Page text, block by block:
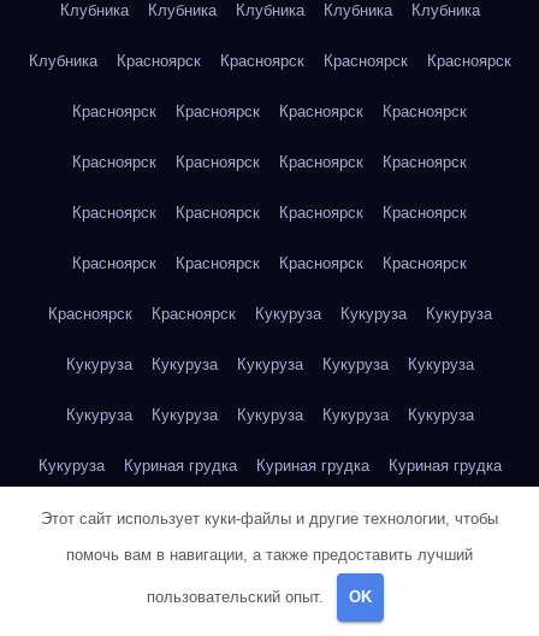
Клубника Клубника Клубника Клубника Клубника
Клубника Красноярск Красноярск Красноярск Красноярск
Красноярск Красноярск Красноярск Красноярск
Красноярск Красноярск Красноярск Красноярск
Красноярск Красноярск Красноярск Красноярск
Красноярск Красноярск Красноярск Красноярск
Красноярск Красноярск Кукуруза Кукуруза Кукуруза
Кукуруза Кукуруза Кукуруза Кукуруза Кукуруза
Кукуруза Кукуруза Кукуруза Кукуруза Кукуруза
Кукуруза Куриная грудка Куриная грудка Куриная грудка
Куриная грудка Куриная грудка Куриная грудка
Куриная грудка Куриная грудка
Куриная грудка
Этот сайт использует куки-файлы и другие технологии, чтобы
помочь вам в навигации, а также предоставить лучший
пользовательский опыт. OK